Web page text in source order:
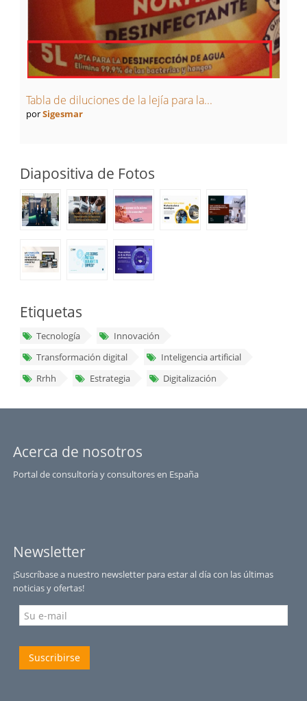
Tabla de diluciones de la lejía para la...
porSigesmar
Diapositiva de Fotos
Etiquetas
Tecnología
Innovación
Transformación digital
Inteligencia artificial
Rrhh
Estrategia Digitalización
Acerca de nosotros
Portal de consultoría y consultores en España
Newsletter
¡Suscríbase a nuestro newsletter para estar al día con las últimas
noticias y ofertas!
Suscribirse